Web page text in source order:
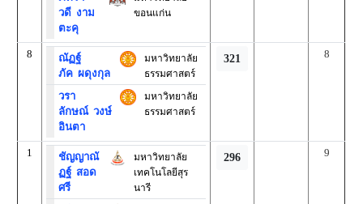
วดีงาม
ตะคุ
ขอนแก่น
8
ณัฏฐ์
ภัคผดุงกุล
มหาวิทยาลัย
ธรรมศาสตร์
วรา
ลักษณ์วงษ์
อินตา
มหาวิทยาลัย
ธรรมศาสตร์
321 8
1
ชัญญาณั
ฏฐ์สอด
ศรี
มหาวิทยาลัย
เทคโนโลยีสุร
นารี
296 9